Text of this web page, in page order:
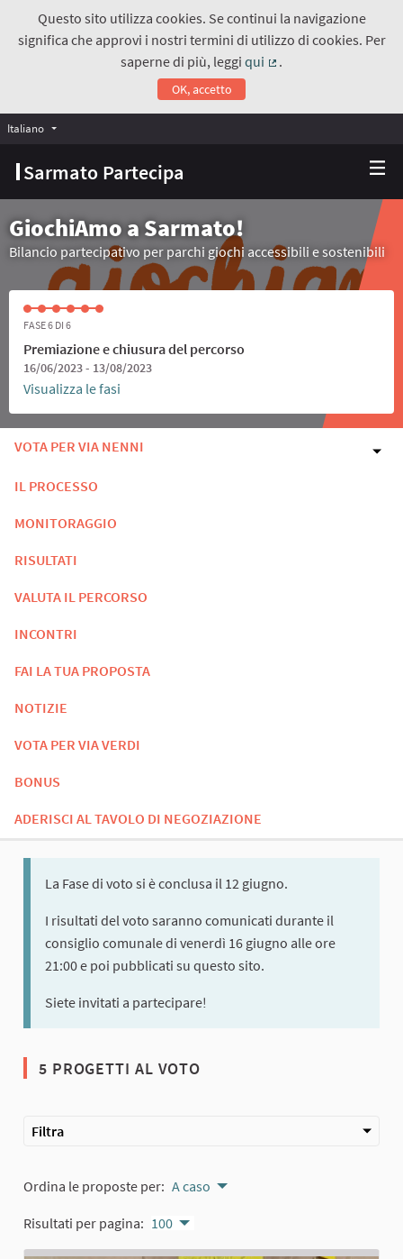
Questo sito utilizza cookies. Se continui la navigazione
significa che approvi i nostri termini di utilizzo di cookies. Per
saperne di più, leggiqui
.
OK, accetto
Sarmato Partecipa
Italiano Choose language
GiochiAmo a Sarmato!
Bilancio partecipativo per parchi giochi accessibili e sostenibili
FASE 6 DI 6
Premiazione e chiusura del percorso
16/06/2023 - 13/08/2023
Visualizza le fasi
VOTA PER VIA NENNI
IL PROCESSO
MONITORAGGIO
RISULTATI
VALUTA IL PERCORSO
INCONTRI
FAI LA TUA PROPOSTA
NOTIZIE
VOTA PER VIA VERDI
BONUS
ADERISCI AL TAVOLO DI NEGOZIAZIONE
La Fase di voto si è conclusa il 12 giugno.
I risultati del voto saranno comunicati durante il
consiglio comunale di venerdì 16 giugno alle ore
21:00 e poi pubblicati su questo sito.
Siete invitati a partecipare!
5 PROGETTI AL VOTO
Filtra
Ordina le proposte per: A caso
Risultati per pagina: 100